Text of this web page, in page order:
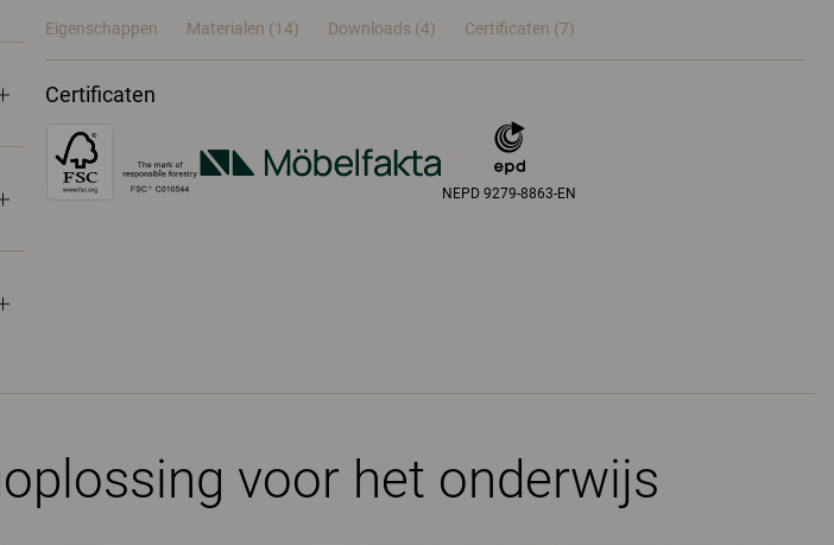
Eigenschappen Materialen (14) Downloads (4) Certificaten (7)
Certificaten
NEPD 9279-8863-EN
voor het onderwijs